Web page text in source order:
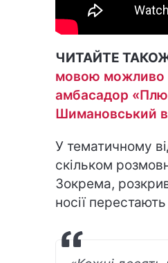
ЧИТАЙТЕ
мовою можливо
амбасадор
Шимановський в
У тематичному
скільком
Зокрема,
носії